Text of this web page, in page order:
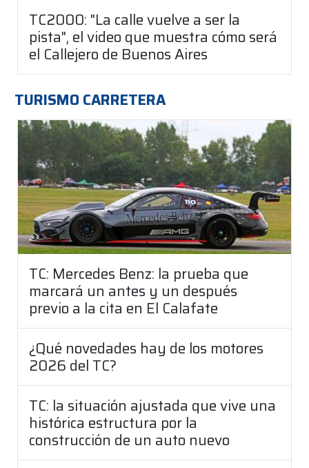
TC2000: "La calle vuelve a ser la
pista", el video que muestra cómo será
el Callejero de Buenos Aires
TURISMO CARRETERA
TC: Mercedes Benz: la prueba que
marcará un antes y un después
previo a la cita en El Calafate
¿Qué novedades hay de los motores
2026 del TC?
TC: la situación ajustada que vive una
histórica estructura por la
construcción de un auto nuevo